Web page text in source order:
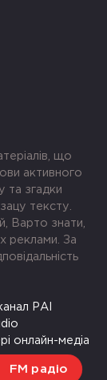
FM радіо
що
активного
та згадки
тексту.
Варто знати,
реклами. За
РАІ
онлайн-медіа